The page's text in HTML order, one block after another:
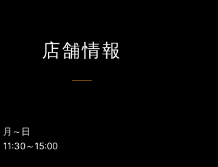
店舗情報
月～日
11:30～15:00